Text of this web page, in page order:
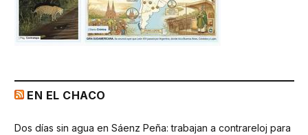
EN EL CHACO
Dos días sin agua en Sáenz Peña: trabajan a contrareloj para